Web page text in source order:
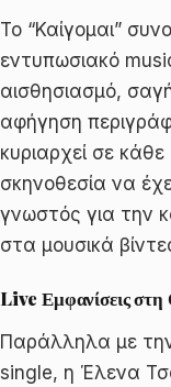
Το “Καίγομαι”
εντυπωσιακό
αισθησιασμό,
αφήγηση
κυριαρχεί σε
σκηνοθεσία να
γνωστός για την
στα μουσικά
Live Εμφανίσεις στη
Παράλληλα με
single, η Έλενα